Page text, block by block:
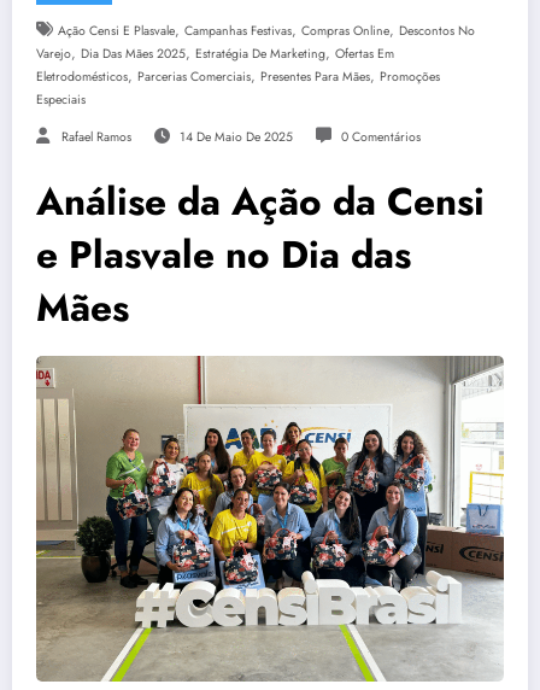
Ação Censi E Plasvale, Campanhas Festivas, Compras Online, Descontos No
Varejo, Dia Das Mães 2025, Estratégia De Marketing, Ofertas Em
Eletrodomésticos, Parcerias Comerciais, Presentes Para Mães, Promoções
Especiais
Rafael Ramos 14 De Maio De 2025 0 Comentários
Análise da Ação da Censi
e Plasvale no Dia das
Mães